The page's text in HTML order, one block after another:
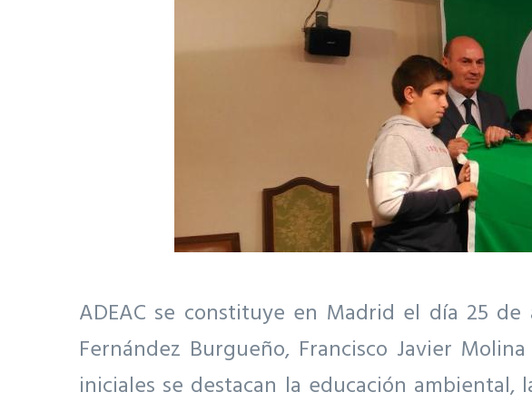
ADEAC se constituye en Madrid el día 25
Fernández Burgueño, Francisco Javier
iniciales se destacan la educación